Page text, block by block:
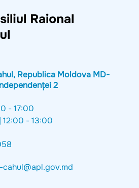
Republica Moldova MD-
2
- 17:00
12:00 - 13:00